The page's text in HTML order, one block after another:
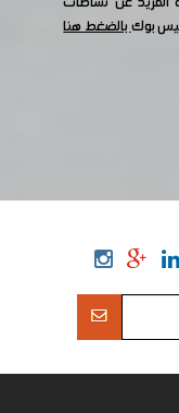
بوكبالضغط هنا